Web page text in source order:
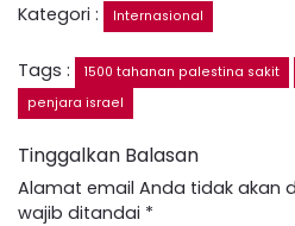
Kategori : Internasional
Tags : 1500 tahanan palestina sakit
penjara israel
Tinggalkan Balasan
Alamat email Anda tidak akan
wajib ditandai *